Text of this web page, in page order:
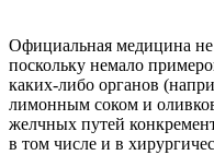
Официальная медицина не
поскольку немало
каких-либо органов
лимонным соком и
желчных путей
в том числе и в